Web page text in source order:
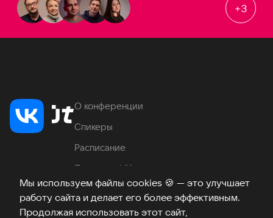
Мы используем файлы cookies 🍪 — это улучшает
работу сайта и делает его более эффективным.
Продолжая использовать этот сайт,
+3
О конференции
Спикеры
Расписание
Продукты VK
Место проведения
Часто задаваемые вопросы